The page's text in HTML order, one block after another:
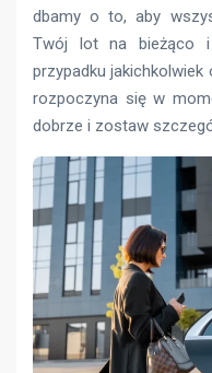
dbamy o to, aby
Twój lot na bieżąco i
przypadku
rozpoczyna się w
dobrze i zostaw